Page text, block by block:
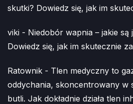
skutki? Dowiedz się, jak im
viki - Niedobór wapnia – jakie są
Dowiedz się, jak im skutecznie
Ratownik - Tlen medyczny to
oddychania, skoncentrowany w
butli. Jak dokładnie działa tlen